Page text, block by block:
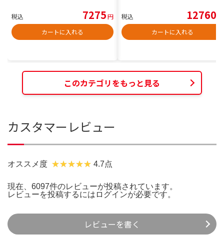
税込 7275円
カートに入れる
税込 12760
カートに入れる
このカテゴリをもっと見る
カスタマーレビュー
オススメ度 4.7点
現在、6097件のレビューが投稿されています。
レビューを投稿するには ログインが必要です。
レビューを書く